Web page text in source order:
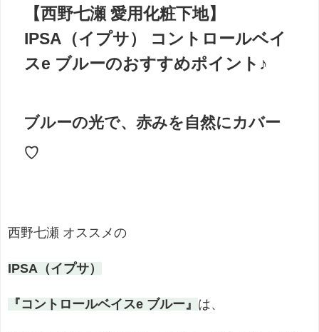
【西野七瀬 愛用化粧下地】
IPSA（イプサ） コントロールベイ
スe ブルーのおすすめポイント♪
ブルーの光で、赤みを自然にカバー
♡
西野七瀬 オススメの
IPSA（イプサ）
『コントロールベイスe ブルー』 は、